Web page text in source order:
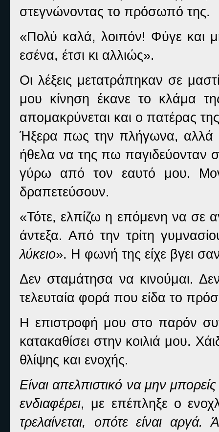
στεγνώνοντας το πρόσωπό της.
«Πολύ καλά, λοιπόν! Φύγε και
εσένα, έτσι κι αλλιώς».
Οι λέξεις μετατράπηκαν σε
μου κίνηση έκανε το κλάμα
απομακρύνεται και ο πατέρας
Ήξερα πως την πλήγωνα,
ήθελα να της πω παγιδεύονταν
γύρω από τον εαυτό μου.
δραπετεύσουν.
«Τότε, ελπίζω η επόμενη να σε
άντεξα. Από την τρίτη
λύκειο». Η φωνή της είχε βγει
Δεν σταμάτησα να κινούμαι.
τελευταία φορά που είδα το
Η επιστροφή μου στο παρόν
κατακαθίσει στην κοιλιά μου.
θλίψης και ενοχής.
Είναι απελπιστικό να μην
ενδιαφέρει, με επέπληξε ο
τρελαίνεται, οπότε είναι αργά.